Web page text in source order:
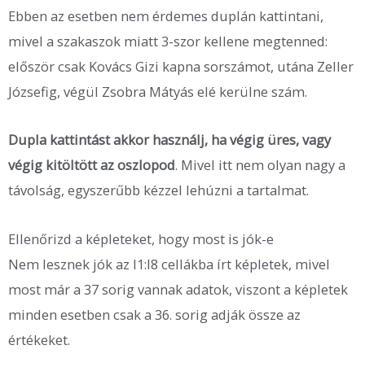
Ebben az esetben nem érdemes duplán kattintani,
mivel a szakaszok miatt 3-szor kellene megtenned:
először csak Kovács Gizi kapna sorszámot, utána Zeller
Józsefig, végül Zsobra Mátyás elé kerülne szám.
Dupla kattintást akkor használj, ha végig üres, vagy
végig kitöltött az oszlopod. Mivel itt nem olyan nagy a
távolság, egyszerűbb kézzel lehúzni a tartalmat.
Ellenőrizd a képleteket, hogy most is jók-e
Nem lesznek jók az I1:I8 cellákba írt képletek, mivel
most már a 37 sorig vannak adatok, viszont a képletek
minden esetben csak a 36. sorig adják össze az
értékeket.